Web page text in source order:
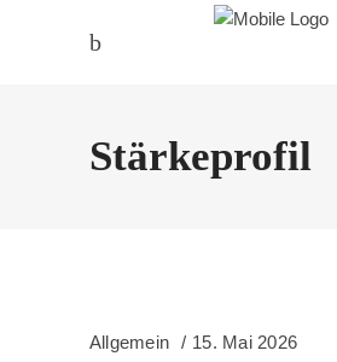
Stärkeprofil
Allgemein 15. Mai 2026